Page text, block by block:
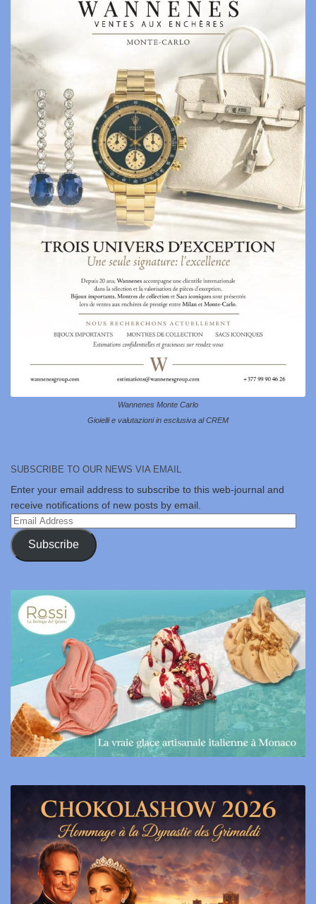
Wannenes Monte Carlo
Gioielli e valutazioni in esclusiva al CREM
SUBSCRIBE TO OUR NEWS VIA EMAIL
Enter your email address to subscribe to this web-journal and
receive notifications of new posts by email.
Email
Address
Subscribe